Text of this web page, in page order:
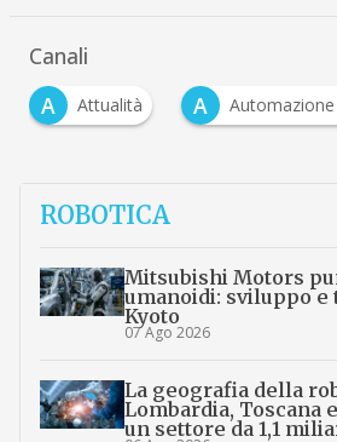
Canali
A
Attualità A
ROBOTICA
Mitsubishi Motors
umanoidi: sviluppo e
Kyoto
07 Ago 2026
La geografia della
Lombardia, Toscana
un settore da 1,1